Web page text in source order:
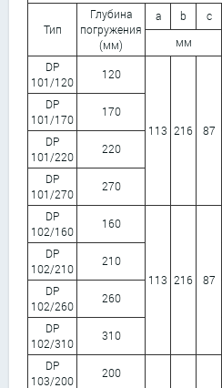
Тип
Глубина
погружения
(мм)
a b c
мм
DP
101/120
120
113 216 87
DP
101/170
170
DP
101/220
220
DP
101/270
270
DP
102/160
160
113 216 87
DP
102/210
210
DP
102/260
260
DP
102/310
310
DP
103/200
200